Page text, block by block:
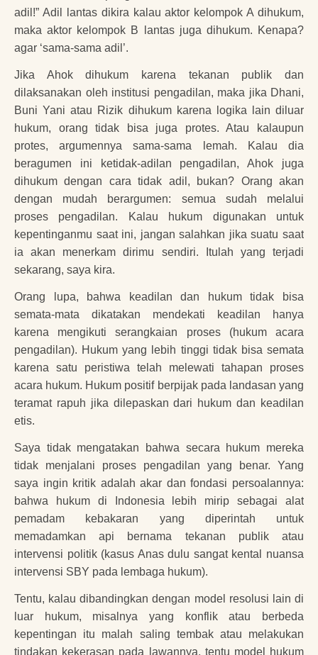
adil!” Adil lantas dikira kalau aktor kelompok A dihukum,
maka aktor kelompok B lantas juga dihukum. Kenapa?
agar ‘sama-sama adil’.
Jika Ahok dihukum karena tekanan publik dan
dilaksanakan oleh institusi pengadilan, maka jika Dhani,
Buni Yani atau Rizik dihukum karena logika lain diluar
hukum, orang tidak bisa juga protes. Atau kalaupun
protes, argumennya sama-sama lemah. Kalau dia
beragumen ini ketidak-adilan pengadilan, Ahok juga
dihukum dengan cara tidak adil, bukan? Orang akan
dengan mudah berargumen: semua sudah melalui
proses pengadilan. Kalau hukum digunakan untuk
kepentinganmu saat ini, jangan salahkan jika suatu saat
ia akan menerkam dirimu sendiri. Itulah yang terjadi
sekarang, saya kira.
Orang lupa, bahwa keadilan dan hukum tidak bisa
semata-mata dikatakan mendekati keadilan hanya
karena mengikuti serangkaian proses (hukum acara
pengadilan). Hukum yang lebih tinggi tidak bisa semata
karena satu peristiwa telah melewati tahapan proses
acara hukum. Hukum positif berpijak pada landasan yang
teramat rapuh jika dilepaskan dari hukum dan keadilan
etis.
Saya tidak mengatakan bahwa secara hukum mereka
tidak menjalani proses pengadilan yang benar. Yang
saya ingin kritik adalah akar dan fondasi persoalannya:
bahwa hukum di Indonesia lebih mirip sebagai alat
pemadam kebakaran yang diperintah untuk
memadamkan api bernama tekanan publik atau
intervensi politik (kasus Anas dulu sangat kental nuansa
intervensi SBY pada lembaga hukum).
Tentu, kalau dibandingkan dengan model resolusi lain di
luar hukum, misalnya yang konflik atau berbeda
kepentingan itu malah saling tembak atau melakukan
tindakan kekerasan pada lawannya, tentu model hukum